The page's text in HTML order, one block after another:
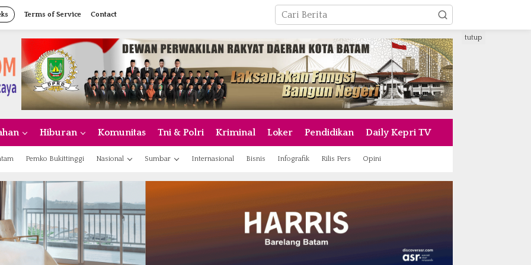
Terms of Service Contact
Hiburan Komunitas Tni & Polri Kriminal Loker Pendidikan Daily Kepri TV
Pemko Bukittinggi Nasional Sumbar Internasional Bisnis Infografik Rilis Pers Opini
tutup